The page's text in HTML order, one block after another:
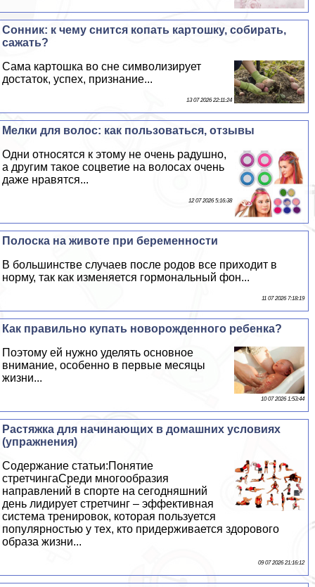
Сонник: к чему снится копать картошку, собирать,
сажать?
Сама картошка во сне символизирует
достаток, успех, признание...
13 07 2026 22:11:24
Мелки для волос: как пользоваться, отзывы
Одни относятся к этому не очень радушно,
а другим такое соцветие на волосах очень
даже нравятся...
12 07 2026 5:16:38
Полоска на животе при беременности
В большинстве случаев после родов все приходит в
норму, так как изменяется гормональный фон...
11 07 2026 7:18:19
Как правильно купать новорожденного ребенка?
Поэтому ей нужно уделять основное
внимание, особенно в первые месяцы
жизни...
10 07 2026 1:53:44
Растяжка для начинающих в домашних условиях
(упражнения)
Содержание статьи:Понятие
стретчингаСреди многообразия
направлений в спорте на сегодняшний
день лидирует стретчинг – эффективная
система тренировок, которая пользуется
популярностью у тех, кто придерживается здорового
образа жизни...
09 07 2026 21:16:12